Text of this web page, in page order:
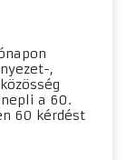
,
a 60.
60 kérdést